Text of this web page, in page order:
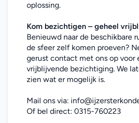
oplossing.
Kom bezichtigen – geheel
Benieuwd naar de beschikbare
de sfeer zelf komen proeven?
gerust contact met ons op voor
vrijblijvende bezichtiging. We
zien wat er mogelijk is.
Mail ons via:
Of bel direct: 0315-760223